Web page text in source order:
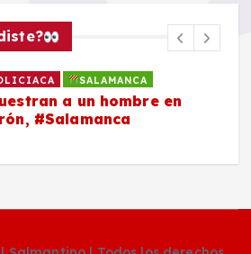
SALAMANCA
a un hombre en
#Salamanca